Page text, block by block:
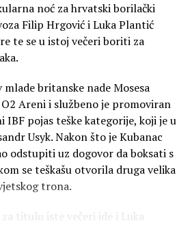
me Sjećanja”Jedan je jedini
Svjetskog prvenstva, Hrvatska je
noć za hrvatski borilački
Filip Hrgović i Luka Plantić
te se u istoj večeri boriti za
britanske nade Mosesa
Areni i službeno je promoviran
IBF pojas teške kategorije, koji je u
Usyk. Nakon što je Kubanac
odstupiti uz dogovor da boksati s
se teškašu otvorila druga velika
trona.
titulu iste večeri ide i Luka